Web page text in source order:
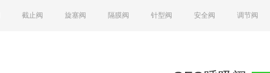
截止阀 旋塞阀 隔膜阀 针型阀 安全阀 调节阀